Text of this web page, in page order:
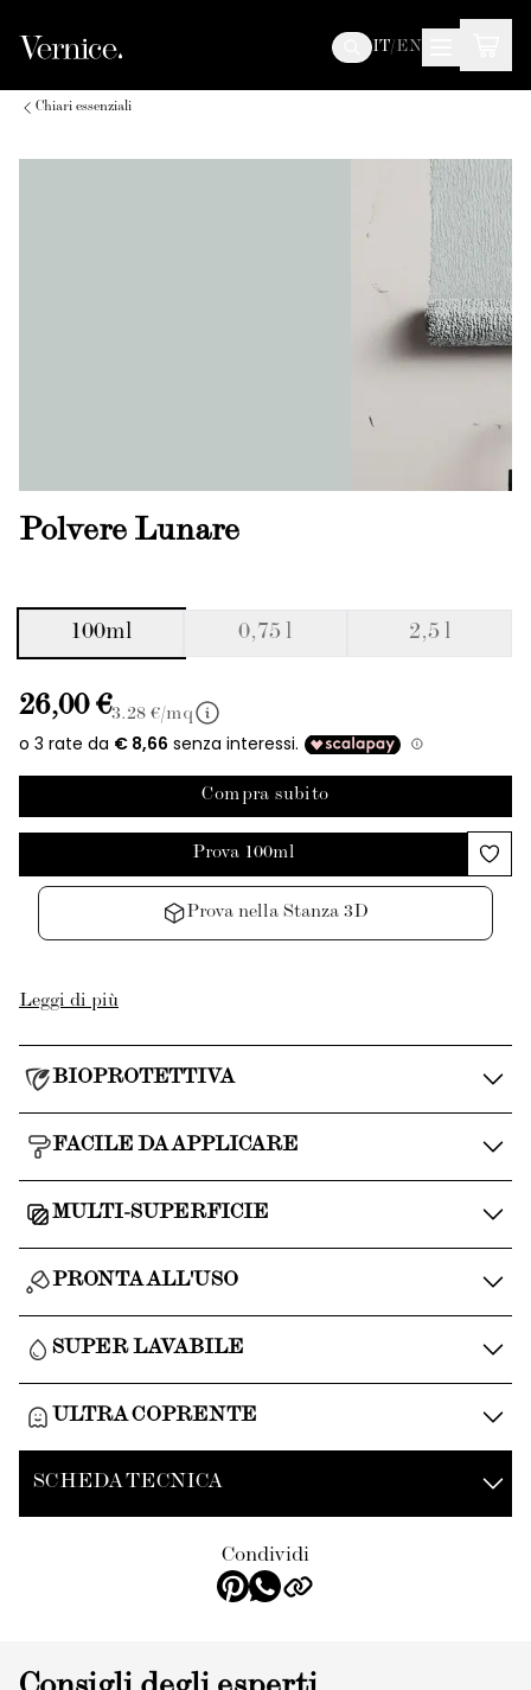
IT/EN
Chiari essenziali
Polvere Lunare
100ml 0,75 l 2,5 l
26,00 €3.28 €/mq
Compra subito
Prova 100ml
Prova nella Stanza 3D
Leggi di più
BIOPROTETTIVA
FACILE DA APPLICARE
MULTI-SUPERFICIE
PRONTA ALL'USO
SUPER LAVABILE
ULTRA COPRENTE
SCHEDA TECNICA
Condividi